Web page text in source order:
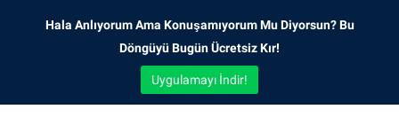
Hala Anlıyorum Ama Konuşamıyorum Mu Diyorsun? Bu
Döngüyü Bugün Ücretsiz Kır!
Uygulamayı İndir!